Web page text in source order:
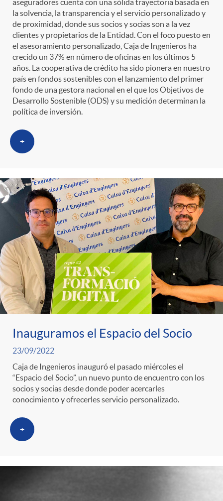
aseguradores cuenta con una sólida trayectoria basada en
la solvencia, la transparencia y el servicio personalizado y
de proximidad, donde sus socios y socias son a la vez
clientes y propietarios de la Entidad. Con el foco puesto en
el asesoramiento personalizado, Caja de Ingenieros ha
crecido un 37% en número de oficinas en los últimos 5
años. La cooperativa de crédito ha sido pionera en nuestro
país en fondos sostenibles con el lanzamiento del primer
fondo de una gestora nacional en el que los Objetivos de
Desarrollo Sostenible (ODS) y su medición determinan la
política de inversión.
+
Inauguramos el Espacio del Socio
23/09/2022
Caja de Ingenieros inauguró el pasado miércoles el
“Espacio del Socio”, un nuevo punto de encuentro con los
socios y socias desde donde poder acercarles
conocimiento y ofrecerles servicio personalizado.
+